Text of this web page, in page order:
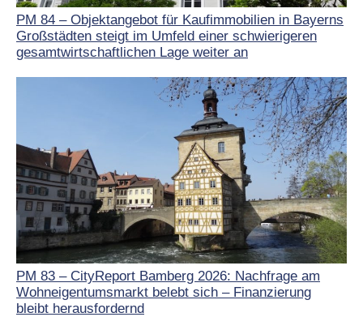
PM 84 – Objektangebot für Kaufimmobilien in Bayerns
Großstädten steigt im Umfeld einer schwierigeren
gesamtwirtschaftlichen Lage weiter an
PM 83 – CityReport Bamberg 2026: Nachfrage am
Wohneigentumsmarkt belebt sich – Finanzierung
bleibt herausfordernd